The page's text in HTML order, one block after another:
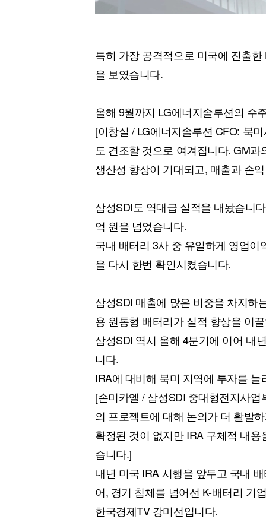
특히 가장 공격적으로 미국에 진출
을 보였습니다.
올해 9월까지 LG에너지솔루션의 수
[이창실 / LG에너지솔루션 CFO: 북
도 견조할 것으로 여겨집니다. GM
생산성 향상이 기대되고, 매출과 손
삼성SDI도 역대급 실적을 내놨습니
억 원을 넘었습니다.
국내 배터리 3사 중 유일하게 영업
을 다시 한번 확인시켰습니다.
삼성SDI 매출에 많은 비중을 차지하
용 원통형 배터리가 실적 향상을 이
삼성SDI 역시 올해 4분기에 이어 내
니다.
IRA에 대비해 북미 지역에 투자를
[손미카엘 / 삼성SDI 중대형전지사
의 프로젝트에 대해 논의가 더 활발
확정된 것이 없지만 IRA 구체적 내
습니다.]
내년 미국 IRA 시행을 앞두고 국내
어, 경기 침체를 넘어선 K-배터리 기
한국경제TV 강미선입니다.